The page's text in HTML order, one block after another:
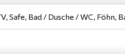
Safe, Bad / Dusche / WC, Föhn,